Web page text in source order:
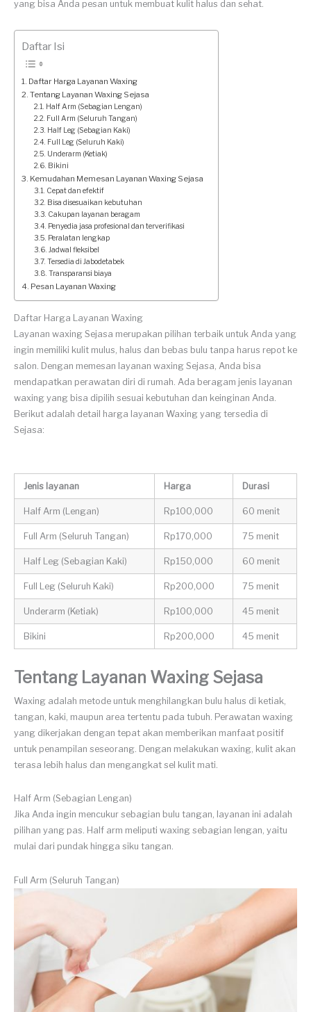
yang bisa Anda pesan untuk membuat kulit halus dan sehat.
Daftar Isi
Daftar Harga Layanan Waxing
Tentang Layanan Waxing Sejasa
Half Arm (Sebagian Lengan)
Full Arm (Seluruh Tangan)
Half Leg (Sebagian Kaki)
Full Leg (Seluruh Kaki)
Underarm (Ketiak)
Bikini
Kemudahan Memesan Layanan Waxing Sejasa
Cepat dan efektif
Bisa disesuaikan kebutuhan
Cakupan layanan beragam
Penyedia jasa profesional dan terverifikasi
Peralatan lengkap
Jadwal fleksibel
Tersedia di Jabodetabek
Transparansi biaya
Pesan Layanan Waxing
Daftar Harga Layanan Waxing
Layanan waxing Sejasa merupakan pilihan terbaik untuk Anda yang
ingin memiliki kulit mulus, halus dan bebas bulu tanpa harus repot ke
salon. Dengan memesan layanan waxing Sejasa, Anda bisa
mendapatkan perawatan diri di rumah. Ada beragam jenis layanan
waxing yang bisa dipilih sesuai kebutuhan dan keinginan Anda.
Berikut adalah detail harga layanan Waxing yang tersedia di
Sejasa:
Jenis layanan Harga Durasi
Half Arm (Lengan) Rp100,000 60 menit
Full Arm (Seluruh Tangan) Rp170,000 75 menit
Half Leg (Sebagian Kaki) Rp150,000 60 menit
Full Leg (Seluruh Kaki) Rp200,000 75 menit
Underarm (Ketiak) Rp100,000 45 menit
Bikini Rp200,000 45 menit
Tentang Layanan Waxing Sejasa
Waxing adalah metode untuk menghilangkan bulu halus di ketiak,
tangan, kaki, maupun area tertentu pada tubuh. Perawatan waxing
yang dikerjakan dengan tepat akan memberikan manfaat positif
untuk penampilan seseorang. Dengan melakukan waxing, kulit akan
terasa lebih halus dan mengangkat sel kulit mati.
Half Arm (Sebagian Lengan)
Jika Anda ingin mencukur sebagian bulu tangan, layanan ini adalah
pilihan yang pas. Half arm meliputi waxing sebagian lengan, yaitu
mulai dari pundak hingga siku tangan.
Full Arm (Seluruh Tangan)